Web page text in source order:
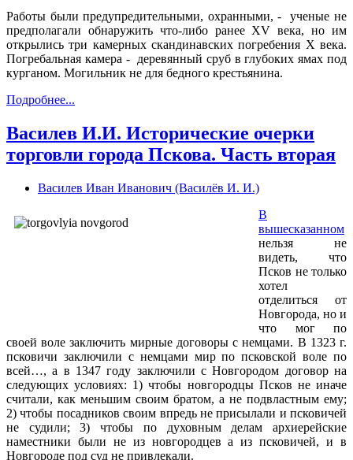
Работы были предупредительными, охранными, - ученые не
предполагали обнаружить что-либо ранее XV века, но им
открылись три камерных скандинавских погребения X века.
Погребальная камера - деревянный сруб в глубоких ямах под
курганом. Могильник не для бедного крестьянина.
Подробнее...
Василев И.И. Исторические очерки
торговли города Пскова. Часть вторая
Василев Иван Иванович (Василёв И. И.)
В
вышесказанном
нельзя не
видеть, что
Псков не только
хотел
отделиться от
Новгорода, но и
что мог по
своей воле заключить мирные договоры с немцами. В 1323 г.
псковичи заключили с немцами мир по псковской воле по
всей…, а в 1347 году заключили с Новгородом договор на
следующих условиях: 1) чтобы новгородцы Псков не иначе
считали, как меньшим своим братом, а не подвластным ему;
2) чтобы посадников своим впредь не присылали и псковичей
не судили; 3) чтобы по духовным делам архиерейские
наместники были не из новгородцев а из псковичей, и в
Новгороде под суд не привлекали.